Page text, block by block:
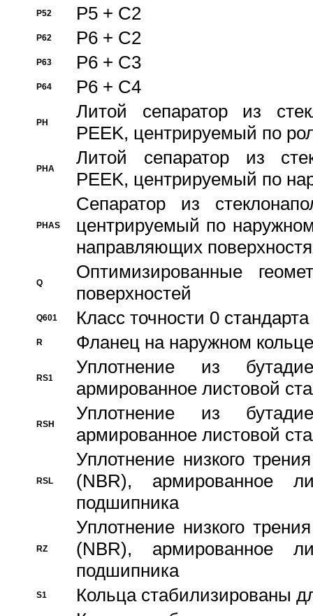
P52 P5 + C2
P62 P6 + C2
P63 P6 + C3
P64 P6 + C4
PH
Литой сепаратор из
PEEK, центрируемый по
PHA
Литой сепаратор из
PEEK, центрируемый по
PHAS
Сепаратор из
центрируемый по
направляющих
Q
Оптимизированные
поверхностей
Q601 Класс точности 0
R Фланец на наружном кольце
RS1
Уплотнение из
армированное листовой
RSH
Уплотнение из
армированное листовой
RSL
Уплотнение низкого
(NBR), армированное
подшипника
RZ
Уплотнение низкого
(NBR), армированное
подшипника
S1 Кольца стабилизированы